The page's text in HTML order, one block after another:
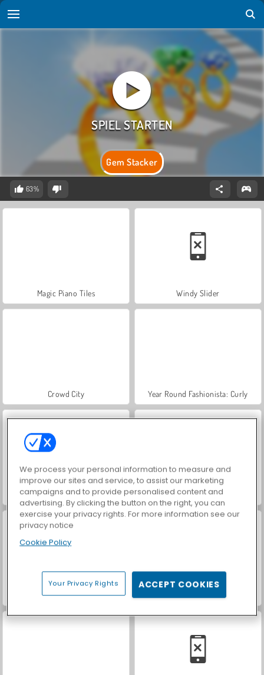
Gem Stacker
63%
Magic Piano Tiles Windy Slider
Crowd City Year Round Fashionista: Curly
Hidden Object: Street of Secrets VegaMix Da Vinci Puzzles
World War 2 Shooter
We process your personal information to measure and
improve our sites and service, to assist our marketing
campaigns and to provide personalised content and
advertising. By clicking the button on the right, you can
exercise your privacy rights. For more information see our
privacy notice
Cookie Policy
Your Privacy Rights ACCEPT COOKIES